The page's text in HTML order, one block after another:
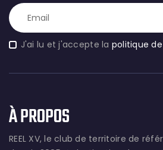
J'ai lu et j'accepte la politique
À PROPOS
REEL XV, le club de territoire de